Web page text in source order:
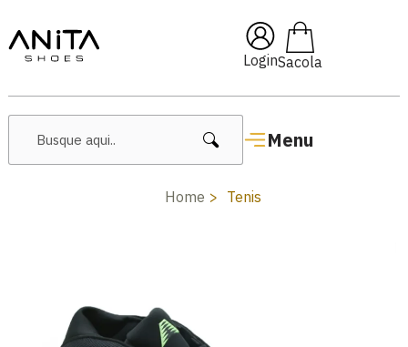
Login
Menu
🔥 Lançamentos Femininos
Home Tenis